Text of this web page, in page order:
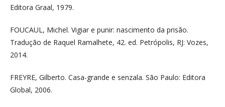
Editora Graal, 1979.
FOUCAUL, Michel. Vigiar e punir: nascimento da prisão.
Tradução de Raquel Ramalhete, 42. ed. Petrópolis, RJ: Vozes,
2014.
FREYRE, Gilberto. Casa-grande e senzala. São Paulo: Editora
Global, 2006.